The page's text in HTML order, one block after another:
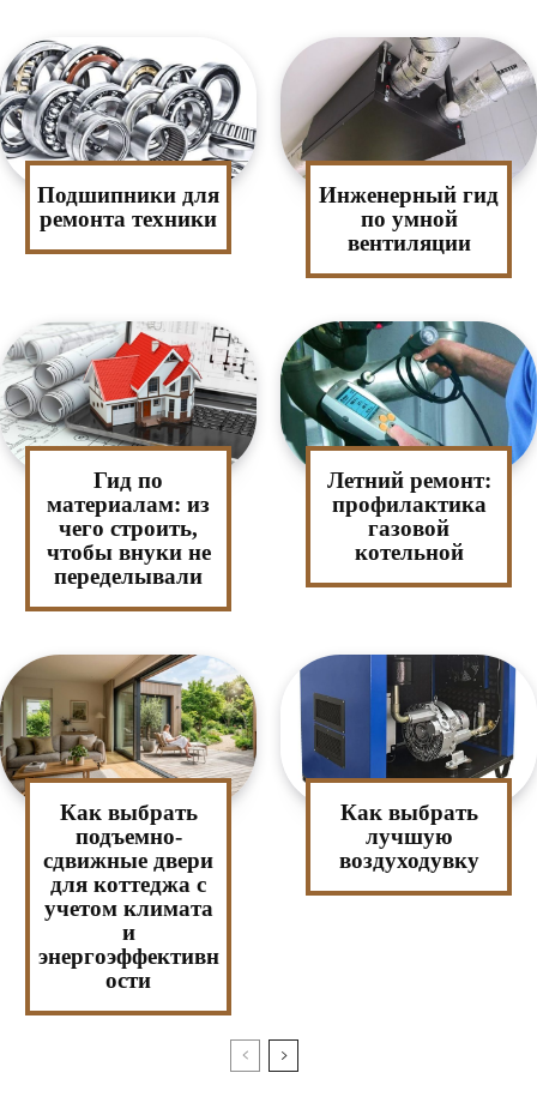
Подшипники для
ремонта техники
Инженерный гид
по умной
вентиляции
Гид по
материалам: из
чего строить,
чтобы внуки не
переделывали
Летний ремонт:
профилактика
газовой
котельной
Как выбрать
подъемно-
сдвижные двери
для коттеджа с
учетом климата
и
энергоэффективн
ости
Как выбрать
лучшую
воздуходувку